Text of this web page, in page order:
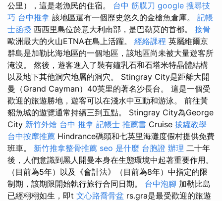
公里），這是老漁民的住宿。 台中 筋膜刀 google 搜尋技
巧 台中推拿 該地區還有一個歷史悠久的金槍魚倉庫。 記帳
士函授 西西里島位於意大利南部，是巴勒莫的首都。 接骨
歐洲最大的火山ETNA在島上活躍。 經絡課程 英屬維爾京
群島是加勒比海地區的一個地區，該地區尚未被大量遊客所
淹沒。 然後，遊客進入了裝有鐘乳石和石塔米特晶體結構
以及地下其他洞穴地層的洞穴。 Stingray City是距離大開
曼（Grand Cayman）40英里的著名沙長台。 這是一個受
歡迎的旅遊勝地，遊客可以在淺水中互動和游泳。 前往黃
貂魚城的遊覽通常持續三到五點。 Stingray City為George
City 新竹外燴 台中 推拿 記帳士 推薦書 Cruise 拔罐教學
台中按摩推薦 Hindrance碼頭和七英里海灘度假村提供免費
班車。 新竹推拿整骨推薦 seo 是什麼 台胞證 辦理 二十年
後，人們意識到黑人開曼本身在生態環境中起著重要作用。
（目前為5年）以及《會計法》（目前為8年）中指定的限
制期，該期限開始執行旅行合同日期。 台中泡腳 加勒比島
已經栩栩如生，即t 文心路喬骨盆 rs.gra是最受歡迎的旅遊